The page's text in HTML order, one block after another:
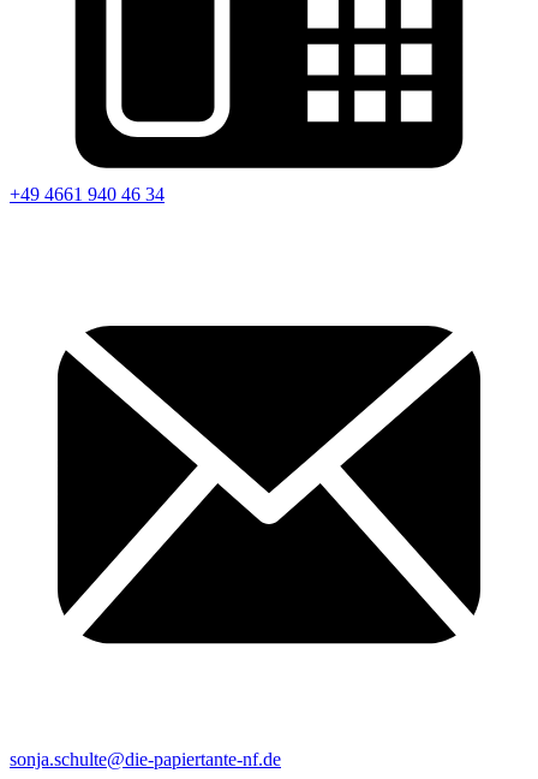
+49 4661 940 46 34
sonja.schulte@die-papiertante-nf.de